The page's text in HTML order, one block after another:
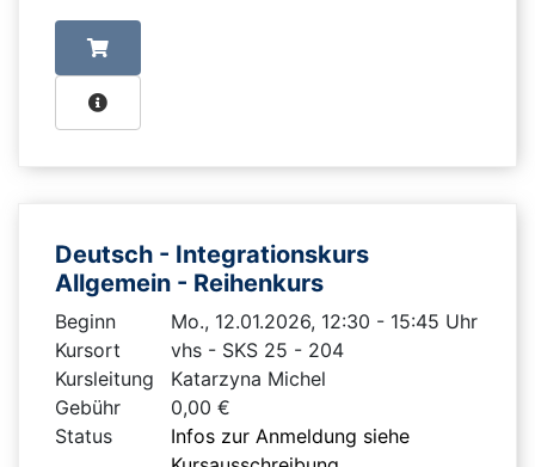
Deutsch - Integrationskurs
Allgemein - Reihenkurs
Beginn
Mo., 12.01.2026, 12:30 - 15:45 Uhr
Kursort
vhs - SKS 25 - 204
Kursleitung
Katarzyna Michel
Gebühr
0,00 €
Status
Infos zur Anmeldung siehe